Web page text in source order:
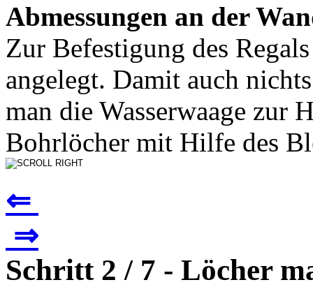
Abmessungen an der
Zur Befestigung des
angelegt. Damit auch
man die Wasserwaage zur
Bohrlöcher mit Hilfe des
⇐
⇒
Schritt 2 / 7 - Löcher